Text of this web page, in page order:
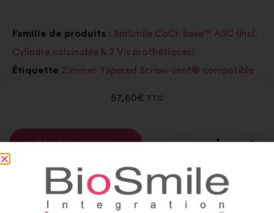
Famille de produits : BioSmile CoCr-base™ ASC (incl.
Cylindre calcinable & 2 Vis prothétiques)
Étiquette Zimmer Tapered Screw-vent® compatible
57,60€ TTC
- +
Ajouter au panier